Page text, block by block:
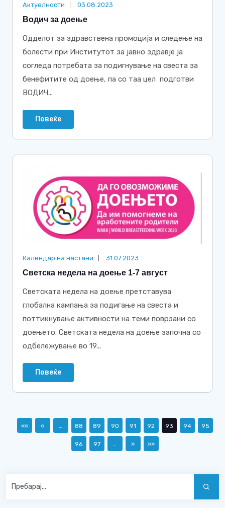
Актуелности 03.08.2023
Водич за доење
Одделот за здравствена промоција и следење на
болести при Институтот за јавно здравје ја
согледа потребата за подигнување на свеста за
бенефитите од доење, па со таа цел подготви
ВОДИЧ...
Повеќе
Календар на настани 31.07.2023
Светска недела на доење 1-7 август
Светската недела на доење претставува
глобална кампања за подигање на свеста и
поттикнување активности на теми поврзани со
доењето. Светската недела на доење започна со
одбележување во 19...
Повеќе
«« « 88 89 90 91 92 93 94 95
96 97 » »»